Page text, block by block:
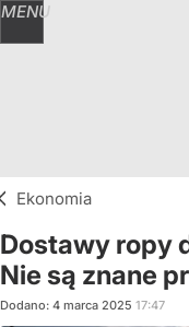
MENU
Ekonomia
Dostawy ropy
Nie są znane
Dodano: 4 marca 2025 17:47